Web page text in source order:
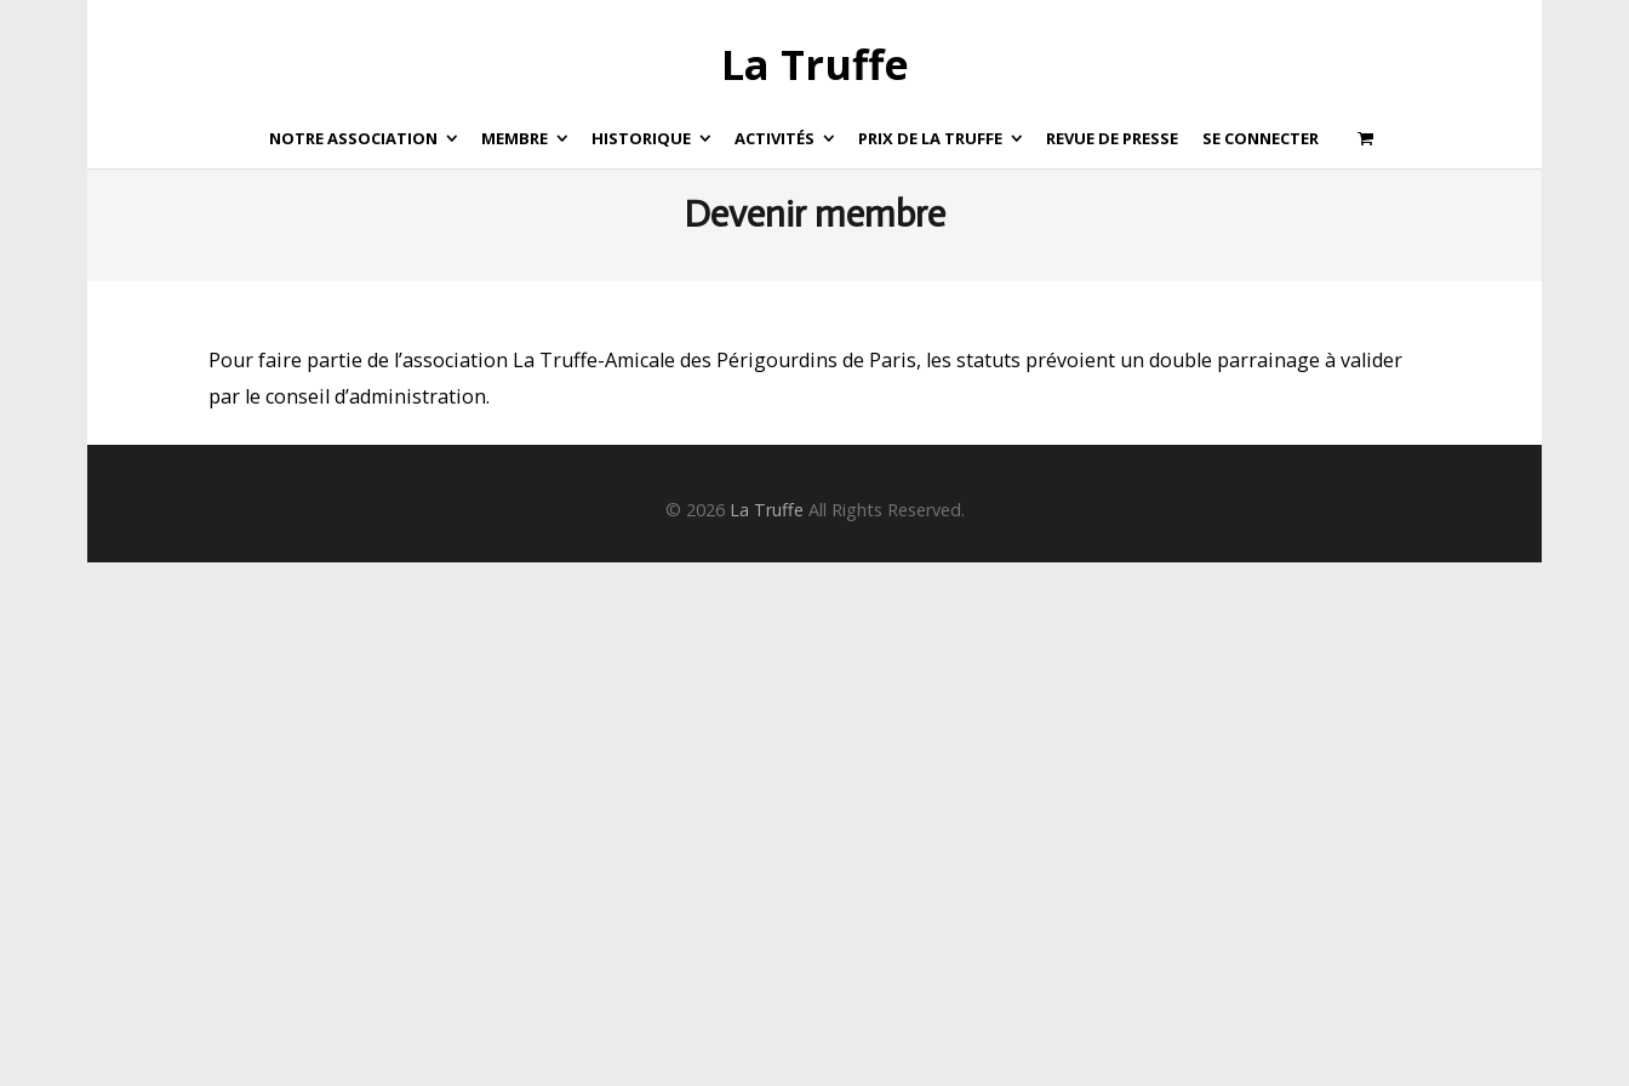
La Truffe
NOTRE ASSOCIATION MEMBRE HISTORIQUE ACTIVITÉS PRIX DE LA TRUFFE REVUE DE PRESSE SE CONNECTER
Devenir membre
Pour faire partie de l’association La Truffe-Amicale des Périgourdins de Paris, les statuts prévoient un double parrainage à valider
par le conseil d’administration.
© 2026 La Truffe All Rights Reserved.